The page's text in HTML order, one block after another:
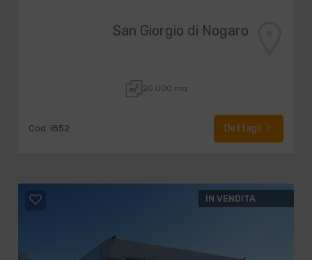
San Giorgio di Nogaro
20.000 mq
Cod. i852 Dettagli
IN VENDITA